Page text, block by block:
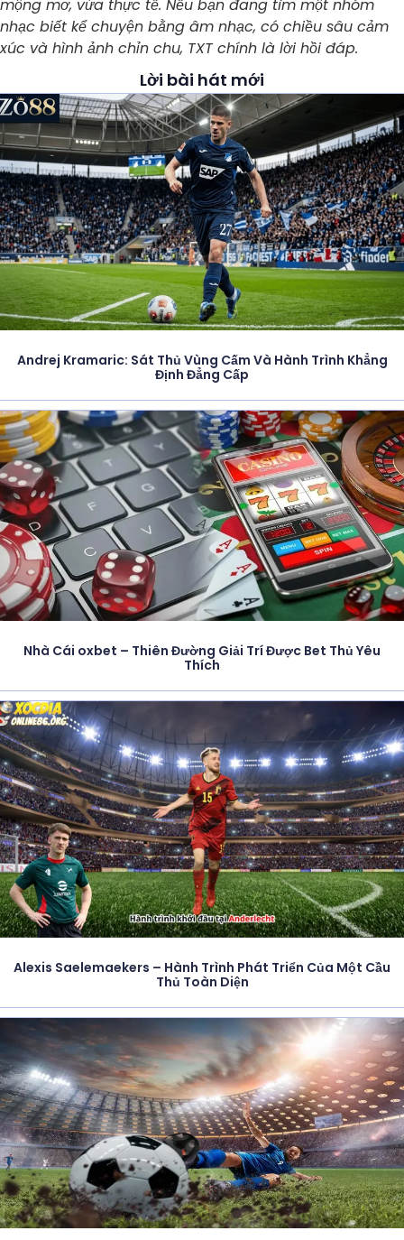
mộng mơ, vừa thực tế. Nếu bạn đang tìm một nhóm
nhạc biết kể chuyện bằng âm nhạc, có chiều sâu cảm
xúc và hình ảnh chỉn chu, TXT chính là lời hồi đáp.
Lời bài hát mới
Andrej Kramaric: Sát Thủ Vùng Cấm Và Hành Trình Khẳng
Định Đẳng Cấp
Nhà Cái oxbet – Thiên Đường Giải Trí Được Bet Thủ Yêu
Thích
Alexis Saelemaekers – Hành Trình Phát Triển Của Một Cầu
Thủ Toàn Diện